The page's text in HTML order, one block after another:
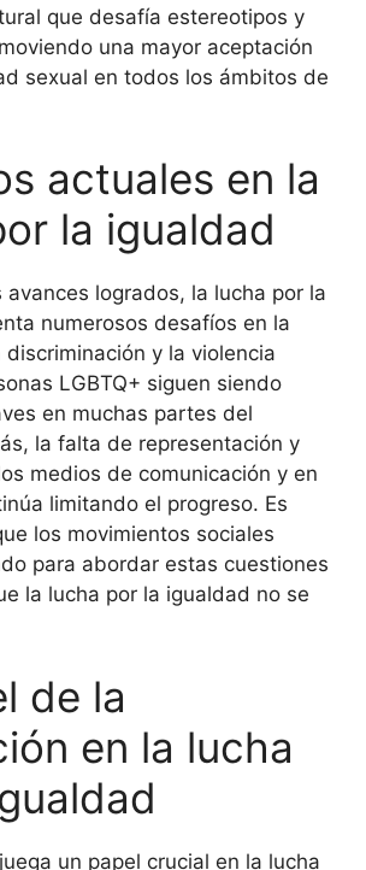
que desafía estereotipos y
una mayor aceptación
sexual en todos los ámbitos de
actuales en la
la igualdad
avances logrados, la lucha por la
numerosos desafíos en la
y la violencia
LGBTQ+ siguen siendo
en muchas partes del
la falta de representación y
medios de comunicación y en
limitando el progreso. Es
los movimientos sociales
para abordar estas cuestiones
la lucha por la igualdad no se
de la
en la lucha
un papel crucial en la lucha